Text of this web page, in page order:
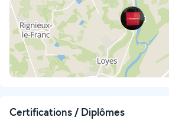
Certifications / Diplômes